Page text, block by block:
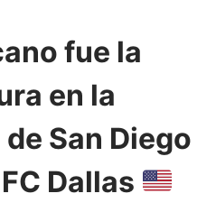
fue la
en la
San Diego
Dallas